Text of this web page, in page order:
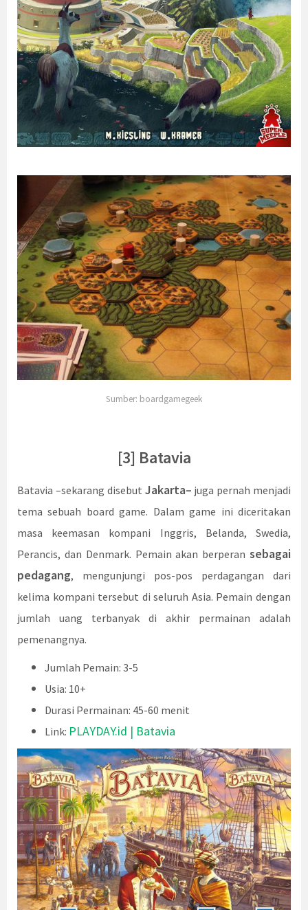
Sumber: boardgamegeek
[3] Batavia
Batavia –sekarang disebut Jakarta– juga pernah menjadi
tema sebuah board game. Dalam game ini diceritakan
masa keemasan kompani Inggris, Belanda, Swedia,
Perancis, dan Denmark. Pemain akan berperan sebagai
pedagang, mengunjungi pos-pos perdagangan dari
kelima kompani tersebut di seluruh Asia. Pemain dengan
jumlah uang terbanyak di akhir permainan adalah
pemenangnya.
Jumlah Pemain: 3-5
Usia: 10+
Durasi Permainan: 45-60 menit
Link: PLAYDAY.id | Batavia